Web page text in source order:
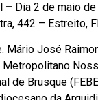
– Dia 2 de maio
442 – Estreito,
Mário José
de Brusque